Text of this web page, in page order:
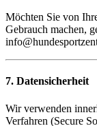
Möchten Sie von
Gebrauch machen,
7. Datensicherheit
Wir verwenden
Verfahren (Secure